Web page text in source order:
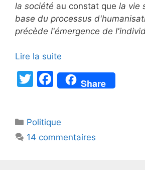
la société au constat que la vie
base du processus
précède l'émergence de
Lire la suite
T
er
F
a
e
b
Share
Catégories
Politique
14 commentaires